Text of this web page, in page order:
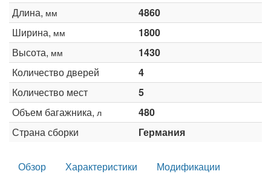
Длина, мм
4860
Ширина, мм
1800
Высота, мм
1430
Количество дверей
4
Количество мест
5
Объем багажника, л
480
Страна сборки
Германия
Обзор Характеристики
Модификации